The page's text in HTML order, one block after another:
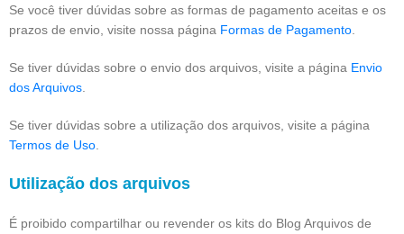
Se você tiver dúvidas sobre as formas de pagamento aceitas e os
prazos de envio, visite nossa página Formas de Pagamento
Se tiver dúvidas sobre o envio dos arquivos, visite a página Envio
dos Arquivos
Se tiver dúvidas sobre a utilização dos arquivos, visite a página
Termos de Uso
Utilização dos arquivos
É proibido compartilhar ou revender os kits do Blog Arquivos de